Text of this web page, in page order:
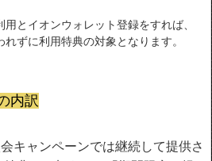
とイオンウォレット登録をすれば、
ずに利用特典の対象となります。
内訳
キャンペーンでは継続して提供さ